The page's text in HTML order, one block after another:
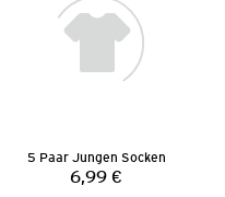
5 Paar Jungen Socken
Preis:
6,99 €